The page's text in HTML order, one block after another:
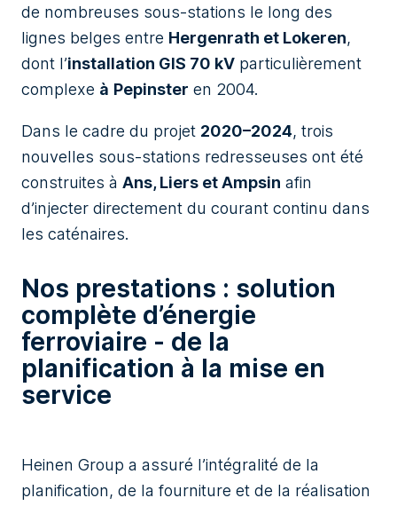
de nombreuses sous-stations le long des
lignes belges entre Hergenrath et Lokeren,
dont l’installation GIS 70 kV particulièrement
complexe à Pepinster en 2004.
Dans le cadre du projet 2020–2024, trois
nouvelles sous-stations redresseuses ont été
construites à Ans, Liers et Ampsin afin
d’injecter directement du courant continu dans
les caténaires.
Nos prestations : solution
complète d’énergie
ferroviaire - de la
planification à la mise en
service
Heinen Group a assuré l’intégralité de la
planification, de la fourniture et de la réalisation